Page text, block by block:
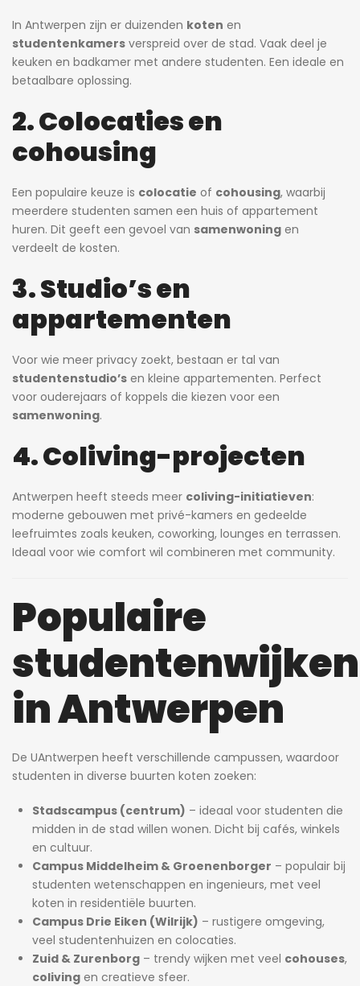
In Antwerpen zijn er duizenden koten en
studentenkamers verspreid over de stad. Vaak deel je
keuken en badkamer met andere studenten. Een ideale en
betaalbare oplossing.
2. Colocaties en
cohousing
Een populaire keuze is colocatie of cohousing, waarbij
meerdere studenten samen een huis of appartement
huren. Dit geeft een gevoel van samenwoning en
verdeelt de kosten.
3. Studio’s en
appartementen
Voor wie meer privacy zoekt, bestaan er tal van
studentenstudio’s en kleine appartementen. Perfect
voor ouderejaars of koppels die kiezen voor een
samenwoning.
4. Coliving-projecten
Antwerpen heeft steeds meer coliving-initiatieven:
moderne gebouwen met privé-kamers en gedeelde
leefruimtes zoals keuken, coworking, lounges en terrassen.
Ideaal voor wie comfort wil combineren met community.
Populaire
studentenwijken
in Antwerpen
De UAntwerpen heeft verschillende campussen, waardoor
studenten in diverse buurten koten zoeken:
Stadscampus (centrum) – ideaal voor studenten die
midden in de stad willen wonen. Dicht bij cafés, winkels
en cultuur.
Campus Middelheim & Groenenborger – populair bij
studenten wetenschappen en ingenieurs, met veel
koten in residentiële buurten.
Campus Drie Eiken (Wilrijk) – rustigere omgeving,
veel studentenhuizen en colocaties.
Zuid & Zurenborg – trendy wijken met veel cohouses,
coliving en creatieve sfeer.